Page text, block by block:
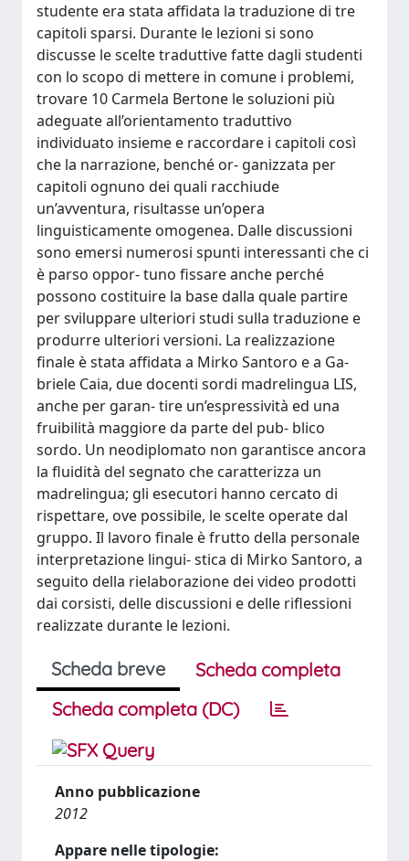
studente era stata affidata la traduzione di tre
capitoli sparsi. Durante le lezioni si sono
discusse le scelte traduttive fatte dagli studenti
con lo scopo di mettere in comune i problemi,
trovare 10 Carmela Bertone le soluzioni più
adeguate all’orientamento traduttivo
individuato insieme e raccordare i capitoli così
che la narrazione, benché or- ganizzata per
capitoli ognuno dei quali racchiude
un’avventura, risultasse un’opera
linguisticamente omogenea. Dalle discussioni
sono emersi numerosi spunti interessanti che ci
è parso oppor- tuno fissare anche perché
possono costituire la base dalla quale partire
per sviluppare ulteriori studi sulla traduzione e
produrre ulteriori versioni. La realizzazione
finale è stata affidata a Mirko Santoro e a Ga-
briele Caia, due docenti sordi madrelingua LIS,
anche per garan- tire un’espressività ed una
fruibilità maggiore da parte del pub- blico
sordo. Un neodiplomato non garantisce ancora
la fluidità del segnato che caratterizza un
madrelingua; gli esecutori hanno cercato di
rispettare, ove possibile, le scelte operate dal
gruppo. Il lavoro finale è frutto della personale
interpretazione lingui- stica di Mirko Santoro, a
seguito della rielaborazione dei video prodotti
dai corsisti, delle discussioni e delle riflessioni
realizzate durante le lezioni.
Scheda breve
Scheda completa
Scheda completa (DC)
Anno pubblicazione
2012
Appare nelle tipologie: